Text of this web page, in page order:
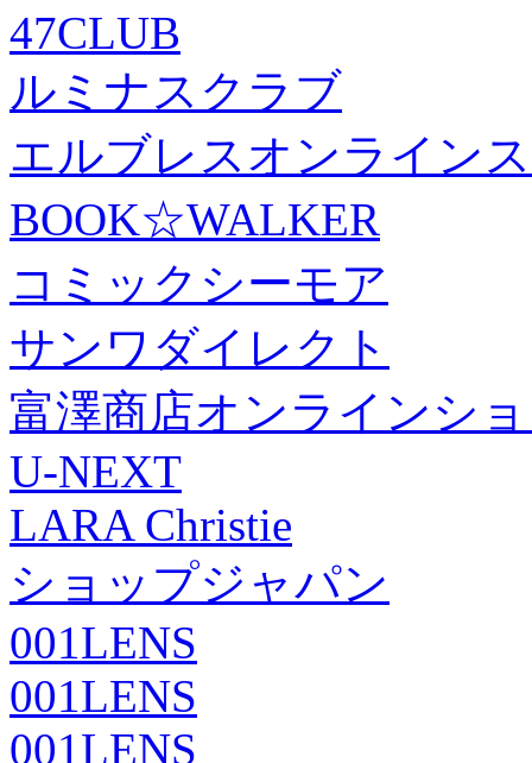
47CLUB
ルミナスクラブ
エルブレスオンライン
BOOK☆WALKER
コミックシーモア
サンワダイレクト
富澤商店オンラインシ
U-NEXT
LARA Christie
ショップジャパン
001LENS
001LENS
001LENS